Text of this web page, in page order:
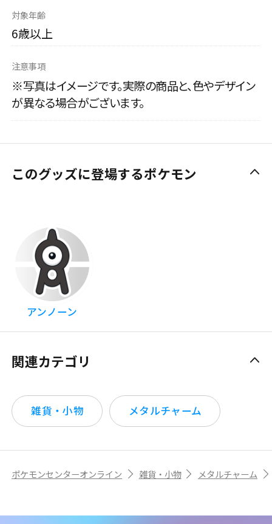
対象年齢
6歳以上
注意事項
※写真はイメージです。実際の商品と、色やデザイン
が異なる場合がございます。
このグッズに登場するポケモン
アンノーン
関連カテゴリ
雑貨・小物 メタルチャーム
ポケモンセンターオンライン 雑貨・小物 メタルチャーム